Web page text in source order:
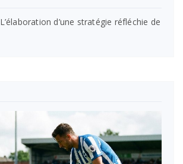
L’élaboration d’une stratégie réfléchie de